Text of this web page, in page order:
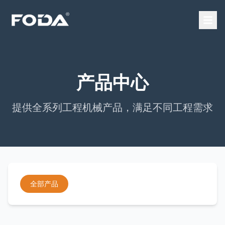
产品中心
提供全系列工程机械产品，满足不同工程需求
全部产品